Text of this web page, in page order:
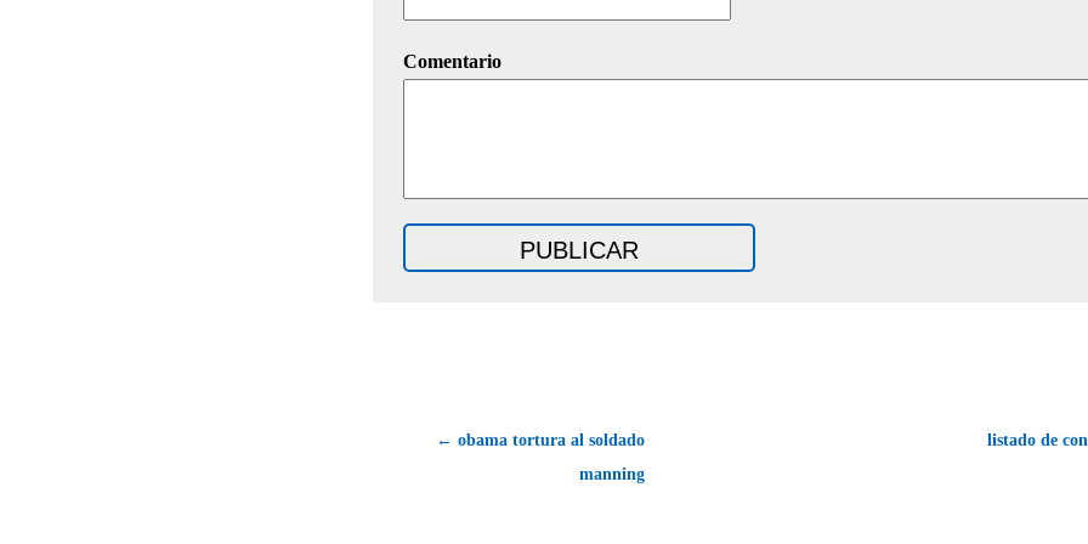
Comentario
← obama tortura al soldado
manning
listado de